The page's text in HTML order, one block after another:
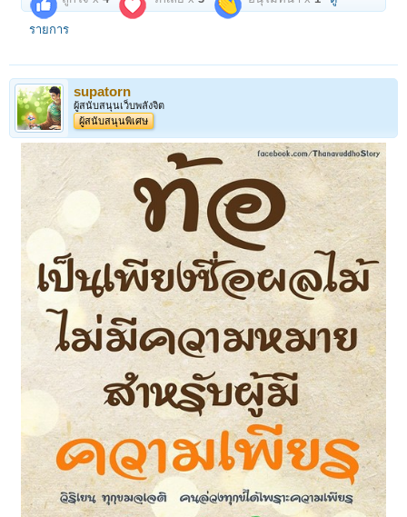
รายการ
supatorn
ผู้สนับสนุนเว็บพลังจิต
ผู้สนับสนุนพิเศษ